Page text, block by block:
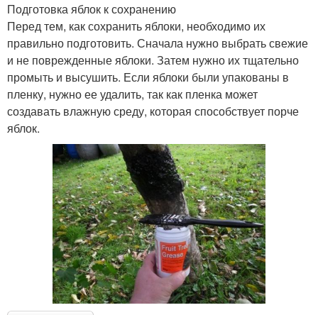
Подготовка яблок к сохранению
Перед тем, как сохранить яблоки, необходимо их
правильно подготовить. Сначала нужно выбрать свежие
и не поврежденные яблоки. Затем нужно их тщательно
промыть и высушить. Если яблоки были упакованы в
пленку, нужно ее удалить, так как пленка может
создавать влажную среду, которая способствует порче
яблок.